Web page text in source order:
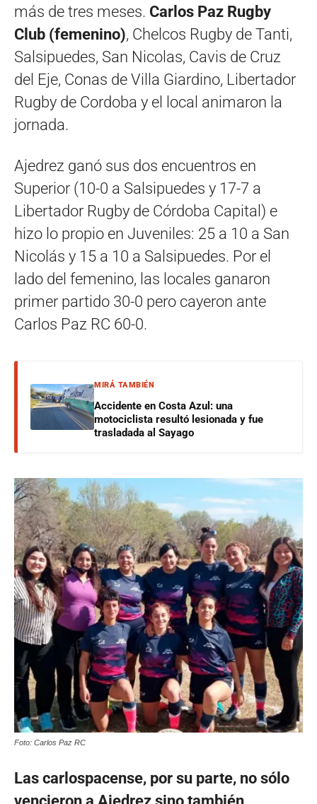
más de tres meses. Carlos Paz Rugby
Club (femenino), Chelcos Rugby de Tanti,
Salsipuedes, San Nicolas, Cavis de Cruz
del Eje, Conas de Villa Giardino, Libertador
Rugby de Cordoba y el local animaron la
jornada.
Ajedrez ganó sus dos encuentros en
Superior (10-0 a Salsipuedes y 17-7 a
Libertador Rugby de Córdoba Capital) e
hizo lo propio en Juveniles: 25 a 10 a San
Nicolás y 15 a 10 a Salsipuedes. Por el
lado del femenino, las locales ganaron
primer partido 30-0 pero cayeron ante
Carlos Paz RC 60-0.
MIRÁ TAMBIÉN
Accidente en Costa Azul: una
motociclista resultó lesionada y fue
trasladada al Sayago
Foto: Carlos Paz RC
Las carlospacense, por su parte, no sólo